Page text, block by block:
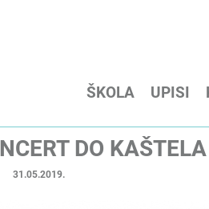
ŠKOLA UPISI
DO KAŠTELA
31.05.2019.